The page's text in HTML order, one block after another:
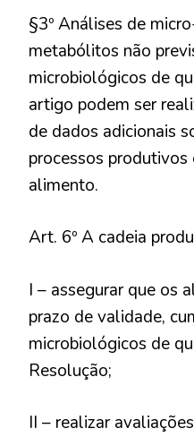
§3º Análises de
metabólitos não
microbiológicos de
artigo podem ser
de dados adicionais
processos produtivos
alimento.
Art. 6º A cadeia
I – assegurar que os
prazo de validade,
microbiológicos de
Resolução;
II – realizar